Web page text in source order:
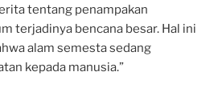
tentang penampakan
terjadinya bencana besar. Hal ini
alam semesta sedang
kepada manusia.”